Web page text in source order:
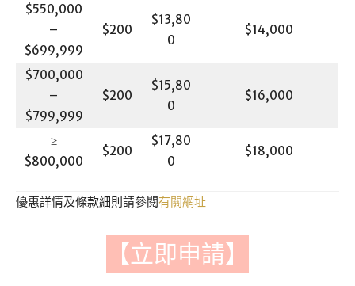
$550,000
–
$699,999
$200
$13,80
0
$14,000
$700,000
–
$799,999
$200
$15,80
0
$16,000
≥
$800,000
$200
$17,80
0
$18,000
優惠詳情及條款細則請參閱有關網址
【立即申請】